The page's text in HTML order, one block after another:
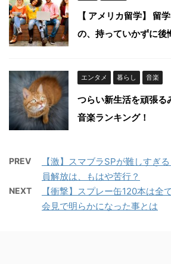
【 アメリカ留学】 留
の、持っていかずに後
エンタメ 暮らし 音楽
つらい新生活を頑張る
音楽ランキング！
PREV
【激】スマブラSPが難しすぎ
員解放は、もはや苦行？
NEXT
【衝撃】スプレー缶120本は全
会見で明らかになった事とは